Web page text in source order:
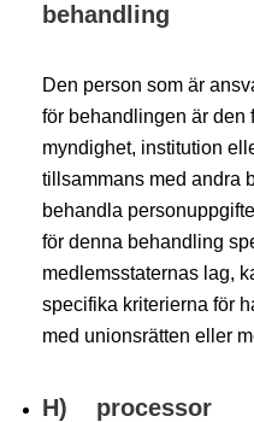
behandling
Den person som är
för behandlingen är den
myndighet, institution
tillsammans med andra
behandla
för denna behandling
medlemsstaternas lag,
specifika kriterierna för
med unionsrätten eller
H) processor